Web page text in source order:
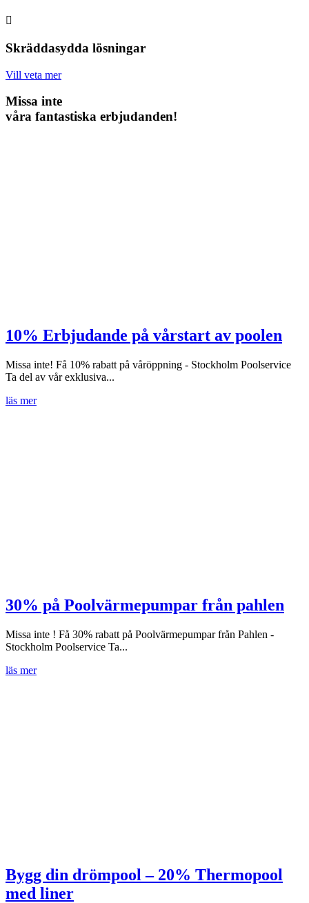

Skräddasydda lösningar
Vill veta mer
Missa inte
våra fantastiska erbjudanden!
10% Erbjudande på vårstart av poolen
Missa inte! Få 10% rabatt på våröppning - Stockholm Poolservice
Ta del av vår exklusiva...
läs mer
30% på Poolvärmepumpar från pahlen
Missa inte ! Få 30% rabatt på Poolvärmepumpar från Pahlen -
Stockholm Poolservice Ta...
läs mer
Bygg din drömpool – 20% Thermopool
med liner